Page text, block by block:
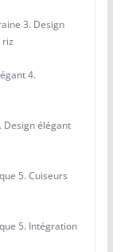
3. Design
riz
4.
Design élégant
5. Cuiseurs
5. Intégration